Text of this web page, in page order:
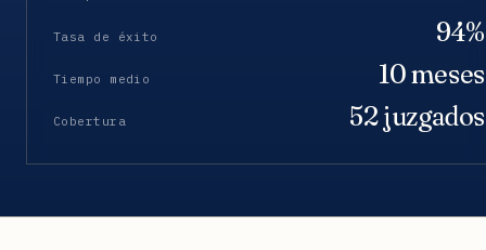
Tasa de éxito 94%
Tiempo medio 10 meses
Cobertura 52 juzgados